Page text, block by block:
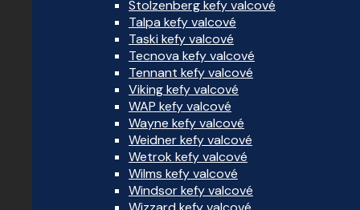
Stolzenberg kefy valcové
Talpa kefy valcové
Taski kefy valcové
Tecnova kefy valcové
Tennant kefy valcové
Viking kefy valcové
WAP kefy valcové
Wayne kefy valcové
Weidner kefy valcové
Wetrok kefy valcové
Wilms kefy valcové
Windsor kefy valcové